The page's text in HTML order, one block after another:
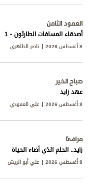
العمود الثامن
أصدقاء المسافات الطارئون - 1
8 أغسطس 2026 ناصر الظاهري
صباح الخير
عهد زايد
8 أغسطس 2026 علي العمودي
مرافئ
زايد.. الحلم الذي أضاء الحياة
8 أغسطس 2026 علي أبو الريش